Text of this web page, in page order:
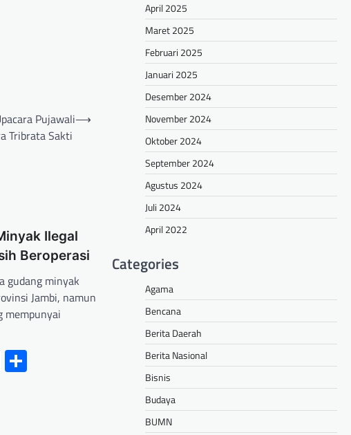
Pujawali
Tribrata Sakti
⟶
Ilegal
Beroperasi
gudang minyak
Jambi, namun
mempunyai
Share
April 2025
Maret 2025
Februari 2025
Januari 2025
Desember 2024
November 2024
Oktober 2024
September 2024
Agustus 2024
Juli 2024
April 2022
Categories
Agama
Bencana
Berita Daerah
Berita Nasional
Bisnis
Budaya
BUMN